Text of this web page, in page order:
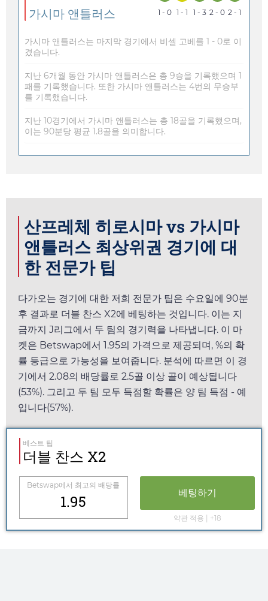
가시마 앤틀러스 1 - 0 1 - 1 1 - 3 2 - 0 2 - 1
가시마 앤틀러스는 마지막 경기에서 비셀 고베를 1 - 0로 이
겼습니다.
지난 6개월 동안 가시마 앤틀러스은 총 9승을 기록했으며 1
패를 기록했습니다. 또한 가시마 앤틀러스는 4번의 무승부
를 기록했습니다.
지난 10경기에서 가시마 앤틀러스는 총 18골을 기록했으며,
이는 90분당 평균 1.8골을 의미합니다.
산프레체 히로시마 vs 가시마
앤틀러스 최상위권 경기에 대
한 전문가 팁
다가오는 경기에 대한 저희 전문가 팁은 수요일에 90분
후 결과로 더블 찬스 X2에 베팅하는 것입니다. 이는 지
금까지 J리그에서 두 팀의 경기력을 나타냅니다. 이 마
켓은 Betswap에서 1.95의 가격으로 제공되며, %의 확
률 등급으로 가능성을 보여줍니다. 분석에 따르면 이 경
기에서 2.08의 배당률로 2.5골 이상 골이 예상됩니다
(53%). 그리고 두 팀 모두 득점할 확률은 양 팀 득점 - 예
입니다(57%).
베스트 팁
더블 찬스 X2
Betswap에서 최고의 배당률
1.95 베팅하기
약관 적용 | +18